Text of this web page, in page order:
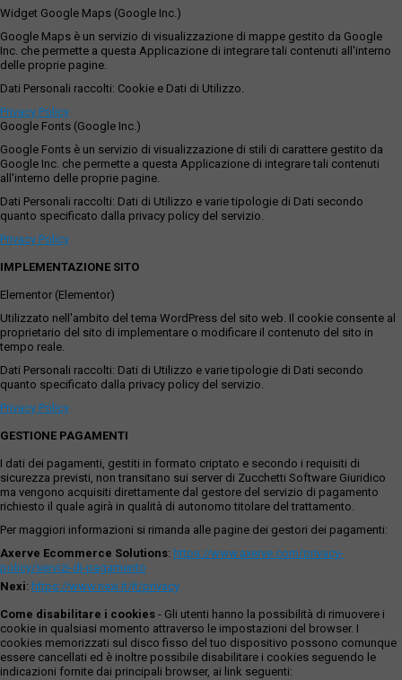
Widget Google Maps (Google Inc.)
Google Maps è un servizio di visualizzazione di mappe gestito da Google
Inc. che permette a questa Applicazione di integrare tali contenuti all'interno
delle proprie pagine.
Dati Personali raccolti: Cookie e Dati di Utilizzo.
Privacy Policy
Google Fonts (Google Inc.)
Google Fonts è un servizio di visualizzazione di stili di carattere gestito da
Google Inc. che permette a questa Applicazione di integrare tali contenuti
all'interno delle proprie pagine.
Dati Personali raccolti: Dati di Utilizzo e varie tipologie di Dati secondo
quanto specificato dalla privacy policy del servizio.
Privacy Policy
IMPLEMENTAZIONE SITO
Elementor (Elementor)
Utilizzato nell'ambito del tema WordPress del sito web. Il cookie consente al
proprietario del sito di implementare o modificare il contenuto del sito in
tempo reale.
Dati Personali raccolti: Dati di Utilizzo e varie tipologie di Dati secondo
quanto specificato dalla privacy policy del servizio.
Privacy Policy
GESTIONE PAGAMENTI
I dati dei pagamenti, gestiti in formato criptato e secondo i requisiti di
sicurezza previsti, non transitano sui server di Zucchetti Software Giuridico
ma vengono acquisiti direttamente dal gestore del servizio di pagamento
richiesto il quale agirà in qualità di autonomo titolare del trattamento.
Per maggiori informazioni si rimanda alle pagine dei gestori dei pagamenti:
Axerve Ecommerce Solutions: https://www.axerve.com/privacy-
policy/servizi-di-pagamento
Nexi: https://www.nexi.it/it/privacy
Come disabilitare i cookies - Gli utenti hanno la possibilità di rimuovere i
cookie in qualsiasi momento attraverso le impostazioni del browser. I
cookies memorizzati sul disco fisso del tuo dispositivo possono comunque
essere cancellati ed è inoltre possibile disabilitare i cookies seguendo le
indicazioni fornite dai principali browser, ai link seguenti: